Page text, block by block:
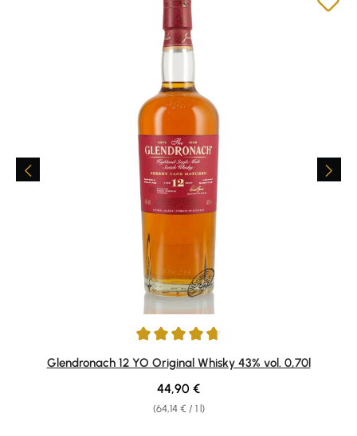
Average rating of 4.84 out of 5 stars
Glendronach 12 YO Original Whisky 43% vol. 0,70l
(64,14 € / 1 l)
Regular price:
44,90 €